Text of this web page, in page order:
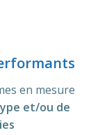
en mesure
et/ou de